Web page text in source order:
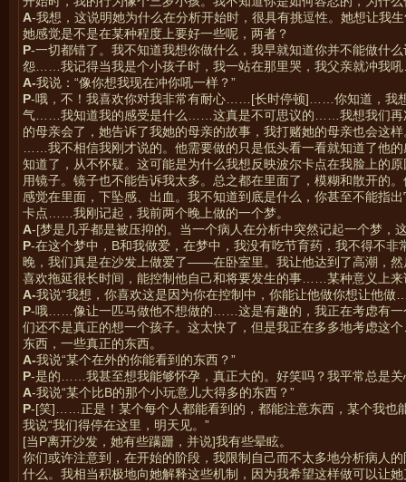
A-我想，这说明她为什么在分析开始时，很具有挑逗性。她想让我
她感觉是不是在某种程度上要好一些呢，两者？
P-一切都错了。我不知道我想你做什么，我早就知道你并不能做
怨……我记得当我是个小孩子时，我一站在那里哭，我父亲就冲我
A-我说：“像你想我现在冲你吼一样？”
P-哦，不！我喜欢你对我非常有耐心……[长时停顿]……你知道，
气……我知道我的感受是什么……这真是不可思议的……我想我们再
的母亲会了，她告诉了我她的母亲的故事，我打赌她的母亲也会
……我不相信我刚才说的。他需要做的只是低头看一看就知道了他
知道了，从不怀疑。这可能是为什么我想反映波尔卡点在我脸上
用镜子。镜子也不能告诉我太多。总之都在里面了，模糊和散开
感觉在里面，下坠感、出血。我不知道到底是什么，你甚至不能
卡点……我刚记起，我前两个晚上做的一个梦。
A-[梦是几乎都是被压抑的。当一个病人在分析中突然记起一个梦，
P-在这个梦中，B和我做爱，在梦中，我没有吃节育药，我不得不
晚，我们真是在沙发上做爱了——在卧室里。我让他达到了高潮，
喜欢拖延很长时间，能控制他自己和将要发生的事……某种意义上
A-我说“我想，你喜欢这是因为你在控制中，你能让他做你想让他
P-哦……像让一匹马做他不想做的……这是有趣的，我正在考虑有
们还不是真正的想一个孩子。这太快了，但是我正在多多地考
东西，一些真正的东西。
A-我说“某个在外的你能看到的东西？”
P-是的……我甚至想我能够怀孕，真正大的。好笑吗？我平常总是
A-我说“某个比B的那个小玩意儿大得多的东西？”
P-[笑]……正是！某个每个人都能看到的，都能注意东西，某个我也
我说“我们得停在这里，明天见。”
[当P离开沙发，她有些蹒跚，并说]我有些晕眩。
你们或许注意到，在开始的阶段，我限制自己而不太多地分析病人
什么。我相当积极地向她解释这些机制，因为我希望这样做可以让